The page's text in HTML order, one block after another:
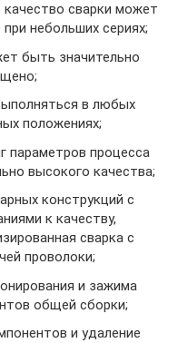
качество сварки может
небольших сериях;
быть значительно
в любых
положениях;
параметров процесса
высокого качества;
конструкций с
к качеству,
сварка с
проволоки;
и зажима
общей сборки;
и удаление